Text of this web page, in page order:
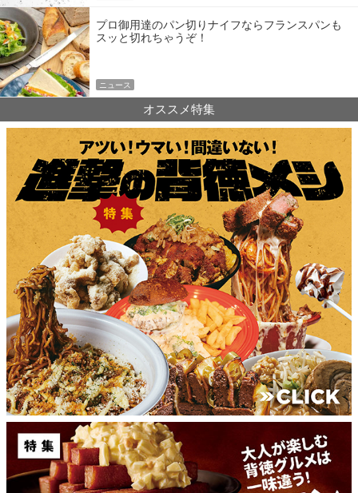
プロ御用達のパン切りナイフならフランスパンも
スッと切れちゃうぞ！
ニュース
オススメ特集